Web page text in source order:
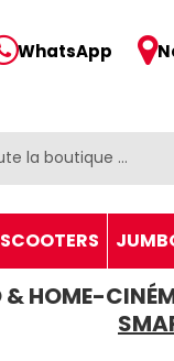
WhatsApp
& HOME-